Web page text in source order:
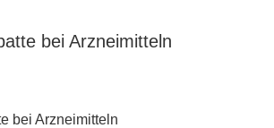
bei Arzneimitteln
bei Arzneimitteln